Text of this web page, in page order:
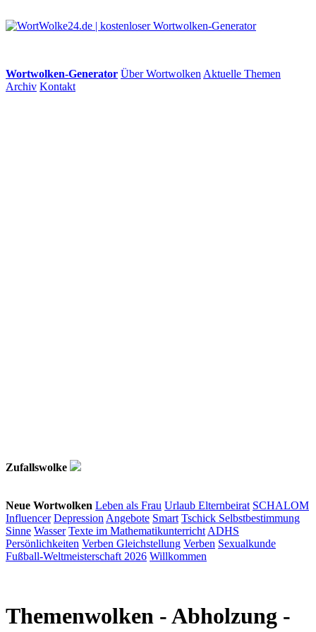
Wortwolken-Generator Über Wortwolken Aktuelle Themen
Archiv Kontakt
Zufallswolke
Neue Wortwolken Leben als Frau Urlaub Elternbeirat SCHALOM
Influencer Depression Angebote Smart Tschick Selbstbestimmung
Sinne Wasser Texte im Mathematikunterricht ADHS
Persönlichkeiten Verben Gleichstellung Verben Sexualkunde
Fußball-Weltmeisterschaft 2026 Willkommen
Themenwolken - Abholzung -